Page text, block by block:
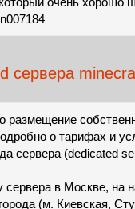
сервера
размещение
о тарифах и
сервера (dedicated
сервера в Москве, на
(м. Киевская,